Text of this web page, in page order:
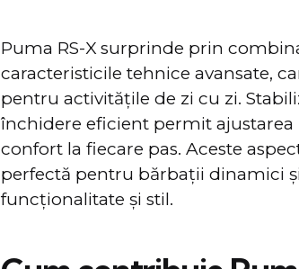
Puma RS-X surprinde prin
caracteristicile tehnice avansate,
pentru activitățile de zi cu zi.
închidere eficient permit
confort la fiecare pas. Aceste
perfectă pentru bărbaţii dinamici
funcţionalitate şi stil.